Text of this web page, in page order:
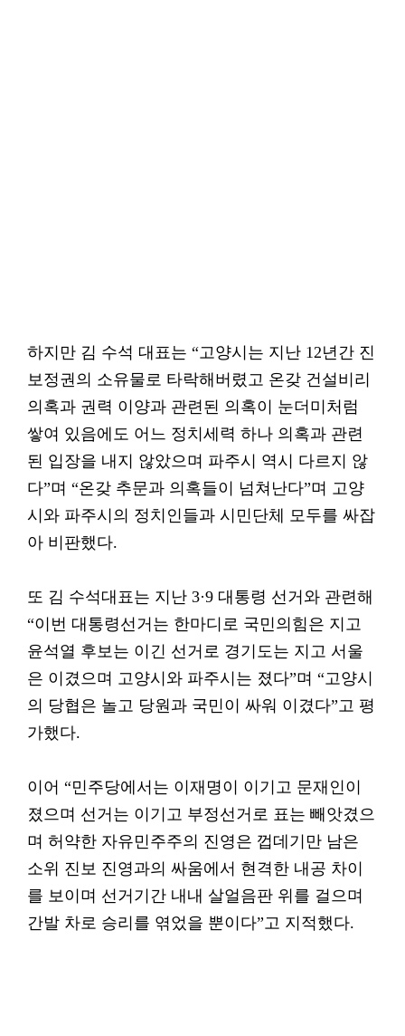
하지만 김 수석 대표는 “고양시는 지난 12년간 진
보정권의 소유물로 타락해버렸고 온갖 건설비리
의혹과 권력 이양과 관련된 의혹이 눈더미처럼
쌓여 있음에도 어느 정치세력 하나 의혹과 관련
된 입장을 내지 않았으며 파주시 역시 다르지 않
다”며 “온갖 추문과 의혹들이 넘쳐난다”며 고양
시와 파주시의 정치인들과 시민단체 모두를 싸잡
아 비판했다.
또 김 수석대표는 지난 3·9 대통령 선거와 관련해
“이번 대통령선거는 한마디로 국민의힘은 지고
윤석열 후보는 이긴 선거로 경기도는 지고 서울
은 이겼으며 고양시와 파주시는 졌다”며 “고양시
의 당협은 놀고 당원과 국민이 싸워 이겼다”고 평
가했다.
이어 “민주당에서는 이재명이 이기고 문재인이
졌으며 선거는 이기고 부정선거로 표는 빼앗겼으
며 허약한 자유민주주의 진영은 껍데기만 남은
소위 진보 진영과의 싸움에서 현격한 내공 차이
를 보이며 선거기간 내내 살얼음판 위를 걸으며
간발 차로 승리를 엮었을 뿐이다”고 지적했다.